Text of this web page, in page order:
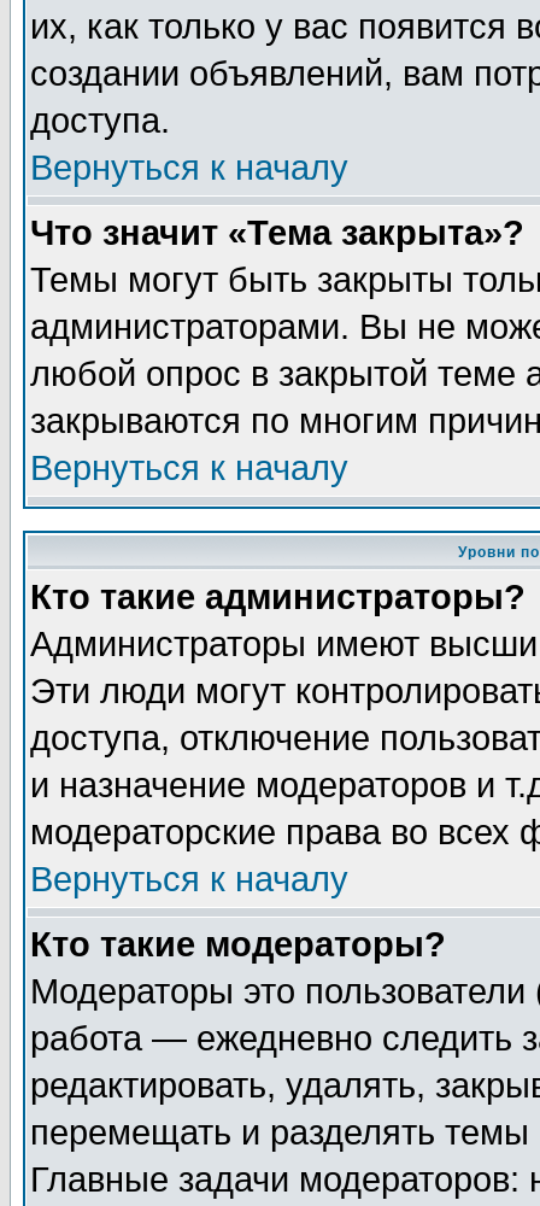
их, как только у вас появится
создании объявлений, вам
доступа.
Вернуться к началу
Что значит «Тема закрыта»?
Темы могут быть закрыты
администраторами. Вы не
любой опрос в закрытой теме
закрываются по многим
Вернуться к началу
Уровни
Кто такие администраторы?
Администраторы имеют
Эти люди могут
доступа, отключение
и назначение модераторов и
модераторские права во всех
Вернуться к началу
Кто такие модераторы?
Модераторы это
работа — ежедневно следить
редактировать, удалять,
перемещать и разделять
Главные задачи